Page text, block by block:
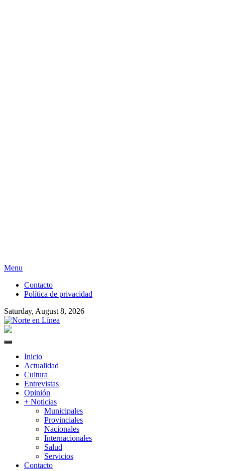
Skip
content
Menu
Contacto
Política de privacidad
Saturday, August 8, 2026
Primary
Inicio
Actualidad
Cultura
Entrevistas
Opinión
+ Noticias
Municipales
Provinciales
Nacionales
Internacionales
Salud
Servicios
Contacto